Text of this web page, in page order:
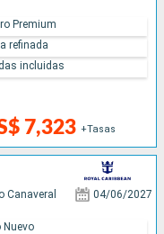
7,323 +Tasas
Premium
refinada
incluidas
Canaveral 04/06/2027
Nuevo